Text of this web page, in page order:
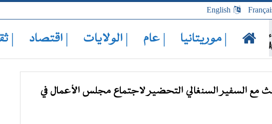
English
| موريتانيا | عام | الولايات | اقتصاد |
مع السفير السنغالي التحضير لاجتماع مجلس الأعمال في